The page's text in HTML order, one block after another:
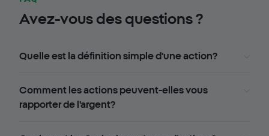
Avez-vous des questions ?
Quelle est la définition simple d'une action?
Comment les actions peuvent-elles vous
rapporter de l'argent?